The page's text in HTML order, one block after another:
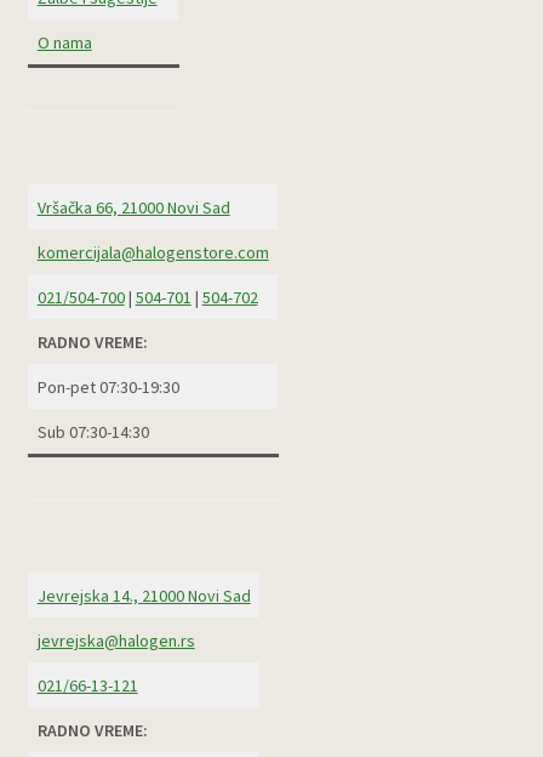
O nama
Vršačka 66, 21000 Novi Sad
komercijala@halogenstore.com
021/504-700| 504-701 | 504-702
RADNO VREME:
Pon-pet 07:30-19:30
Sub 07:30-14:30
Jevrejska 14., 21000 Novi Sad
jevrejska@halogen.rs
021/66-13-121
RADNO VREME: